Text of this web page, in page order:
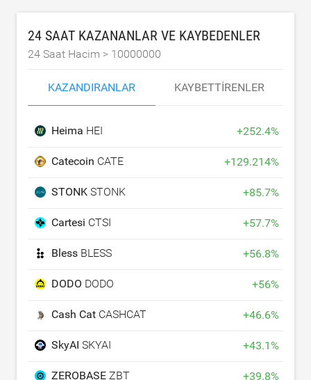
24 SAAT KAZANANLAR VE KAYBEDENLER
24 Saat Hacim > 10000000
KAZANDIRANLAR KAYBETTIRENLER
Heima HEI +252.4%
Catecoin CATE +129.214%
STONK STONK +85.7%
Cartesi CTSI +57.7%
Bless BLESS +56.8%
DODO DODO +56%
Cash Cat CASHCAT +46.6%
SkyAI SKYAI +43.1%
ZEROBASE ZBT +39.8%